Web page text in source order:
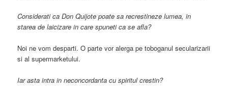
Considerati ca Don Quijote poate sa recrestineze lumea, in
starea de laicizare in care spuneti ca se afla?
Noi ne vom desparti. O parte vor alerga pe toboganul secularizarii
si al supermarketului.
Iar asta intra in neconcordanta cu spiritul crestin?